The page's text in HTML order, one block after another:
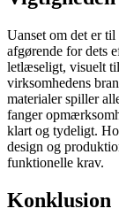
Uanset om det er
afgørende for dets
letlæseligt, visuelt
virksomhedens
materialer spiller
fanger
klart og tydeligt.
design og
funktionelle krav.
Konklusion